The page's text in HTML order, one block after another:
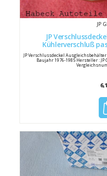
JP
JP
Kühlerverschluß
JP Verschlussdeckel
Baujahr 1976-1985 Hersteller : JP